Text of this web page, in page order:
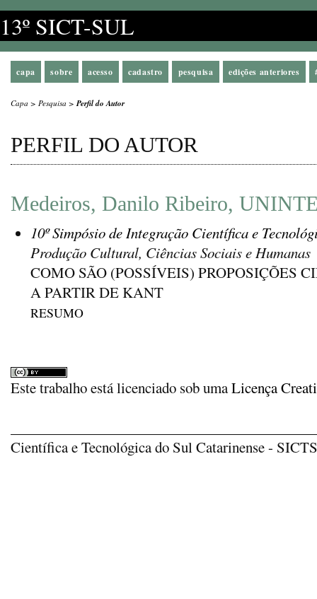
13º SICT-SUL
capa sobre acesso cadastro pesquisa edições anteriores
Capa > Pesquisa >Perfil do Autor
PERFIL DO AUTOR
Medeiros, Danilo Ribeiro,
10º Simpósio de Integração Científica e
Produção Cultural, Ciências Sociais e Humanas
COMO SÃO (POSSÍVEIS) PROPOSIÇÕES
A PARTIR DE KANT
RESUMO
Este trabalho está licenciado sob umaLicença
Científica e Tecnológica do Sul Catarinense -